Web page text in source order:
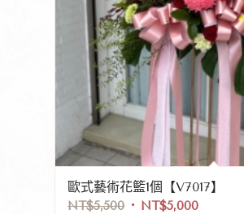
歐式藝術花籃1個【V7017】
NT$5,500 NT$5,000